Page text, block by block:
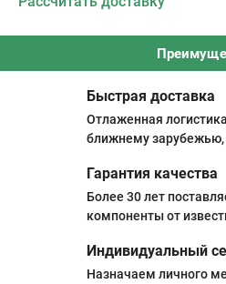
Быстрая доставка
Отлаженная
ближнему
Гарантия качества
Более 30 лет
компоненты от
Индивидуальный
Назначаем личного